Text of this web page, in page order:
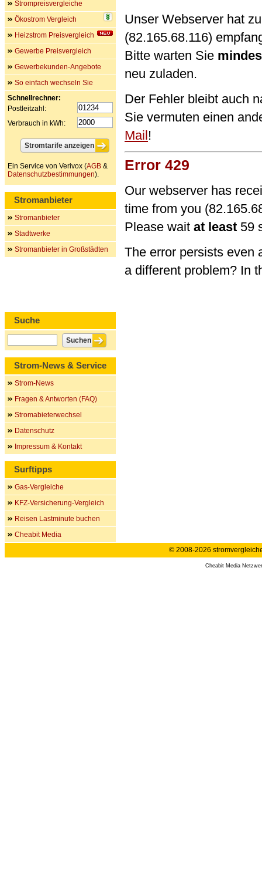
Unser Webserver hat
(82.165.68.116)
Bitte warten Sie
neu zuladen.
Der Fehler bleibt auch
Sie vermuten einen
Mail!
Error 429
Our webserver has
time from you
Please wait at least 59
The error persists even
a different problem? In
Strompreisvergleiche
Ökostrom Vergleich
Heizstrom Preisvergleich
Gewerbe Preisvergleich
Gewerbekunden-Angebote
So einfach wechseln Sie
Schnellrechner:
Postleitzahl:
Verbrauch in kWh:
Ein Service von Verivox (AGB &
Datenschutzbestimmungen).
Stromanbieter
Stromanbieter
Stadtwerke
Stromanbieter in Großstädten
Suche
Strom-News & Service
Strom-News
Fragen & Antworten (FAQ)
Stromabieterwechsel
Datenschutz
Impressum & Kontakt
Surftipps
Gas-Vergleiche
KFZ-Versicherung-Vergleich
Reisen Lastminute buchen
Cheabit Media
© 2008-2026
Cheabit Media